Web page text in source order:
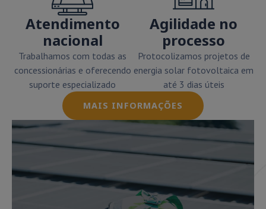
Atendimento
nacional
Trabalhamos com todas as
concessionárias e oferecendo
suporte especializado
Agilidade no
processo
Protocolizamos projetos de
energia solar fotovoltaica em
até 3 dias úteis
MAIS INFORMAÇÕES